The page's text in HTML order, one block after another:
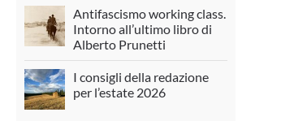
Antifascismo working class.
Intorno all’ultimo libro di
Alberto Prunetti
I consigli della redazione
per l’estate 2026